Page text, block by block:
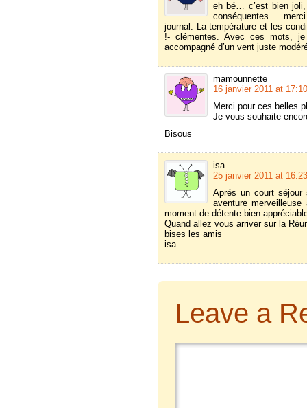
eh bé… c’est bien
conséquentes…
journal. La température et les
!- clémentes. Avec ces mots,
accompagné d’un vent juste
mamounnette
16 janvier 2011 at 17:10
Merci pour ces belles
Je vous souhaite
Bisous
isa
25 janvier 2011 at 16:23
Aprés un court
aventure
moment de détente bien
Quand allez vous arriver sur la
bises les amis
isa
Leave a